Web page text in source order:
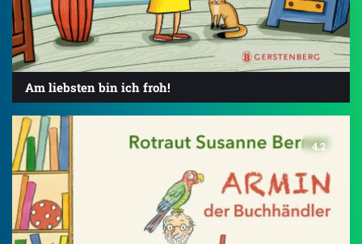
Am liebsten bin ich froh!
4.2